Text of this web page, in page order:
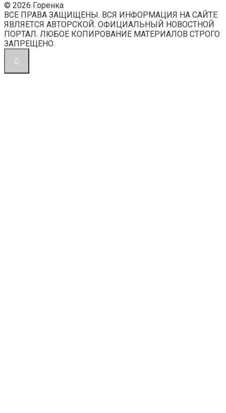
© 2026 Горенка
ВСЕ ПРАВА ЗАЩИЩЕНЫ. ВСЯ ИНФОРМАЦИЯ НА САЙТЕ
ЯВЛЯЕТСЯ АВТОРСКОЙ. ОФИЦИАЛЬНЫЙ НОВОСТНОЙ
ПОРТАЛ. ЛЮБОЕ КОПИРОВАНИЕ МАТЕРИАЛОВ СТРОГО
ЗАПРЕЩЕНО.